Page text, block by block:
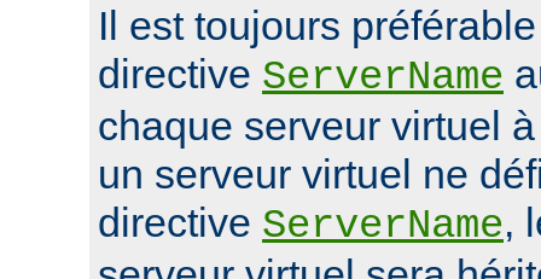
Il est toujours
directive ServerName
chaque serveur virtuel
un serveur virtuel ne
directive ServerName,